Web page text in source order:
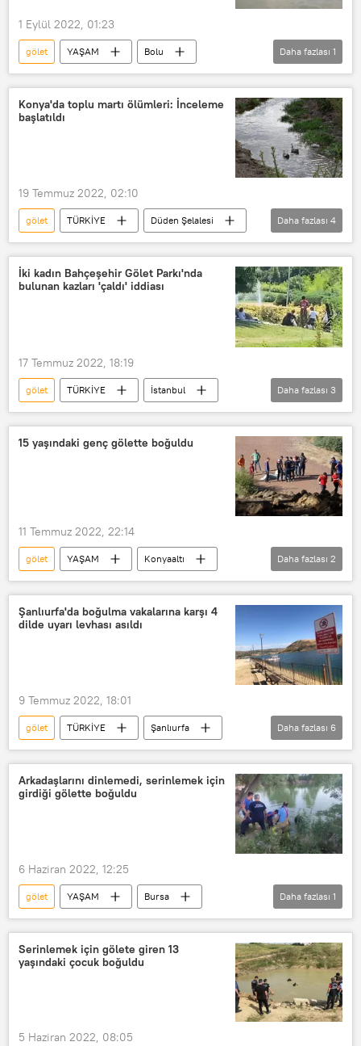
1 Eylül 2022, 01:23
gölet YAŞAM
Bolu
manda
sıcak hava
Daha fazlası 1
Konya'da toplu martı ölümleri: İnceleme
başlatıldı
19 Temmuz 2022, 02:10
gölet TÜRKİYE
Düden Şelalesi
göl
Martı
Ölüm
inceleme
Daha fazlası 4
İki kadın Bahçeşehir Gölet Parkı'nda
bulunan kazları 'çaldı' iddiası
17 Temmuz 2022, 18:19
gölet TÜRKİYE
İstanbul
yabancı uyruklu
Kaz
Hırsızlık
Daha fazlası 3
15 yaşındaki genç gölette boğuldu
11 Temmuz 2022, 22:14
gölet YAŞAM
Konyaaltı
Antalya
Boğulma
Daha fazlası 2
Şanlıurfa'da boğulma vakalarına karşı 4
dilde uyarı levhası asıldı
9 Temmuz 2022, 18:01
gölet TÜRKİYE
Şanlıurfa
göl
nehir
Arapça
Kürtçe
İnglizce Türkçe
Daha fazlası 6
Arkadaşlarını dinlemedi, serinlemek için
girdiği gölette boğuldu
6 Haziran 2022, 12:25
gölet YAŞAM
Bursa
Boğulma
Daha fazlası 1
Serinlemek için gölete giren 13
yaşındaki çocuk boğuldu
5 Haziran 2022, 08:05